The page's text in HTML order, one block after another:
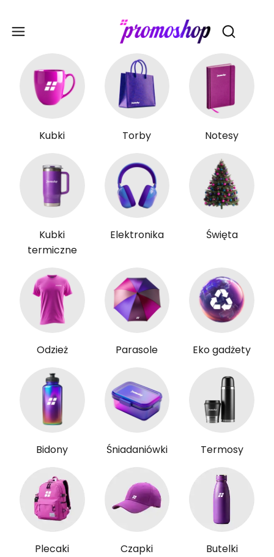
Otwórz
Kubki Torby Notesy
Kubki
termiczne
Elektronika Święta
Odzież Parasole Eko gadżety
Bidony Śniadaniówki Termosy
Plecaki Czapki Butelki